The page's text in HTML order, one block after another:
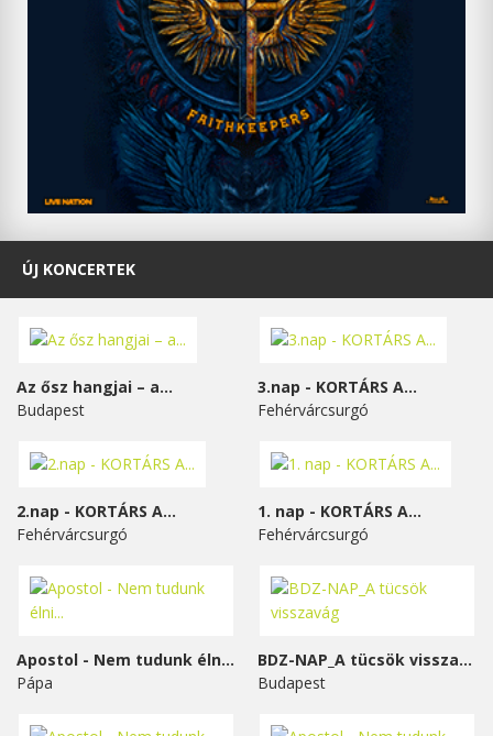
ÚJ KONCERTEK
Az ősz hangjai – a...
Budapest
3.nap - KORTÁRS A...
Fehérvárcsurgó
2.nap - KORTÁRS A...
Fehérvárcsurgó
1. nap - KORTÁRS A...
Fehérvárcsurgó
Apostol - Nem tudunk élni...
Pápa
BDZ-NAP_A tücsök visszavág
Budapest